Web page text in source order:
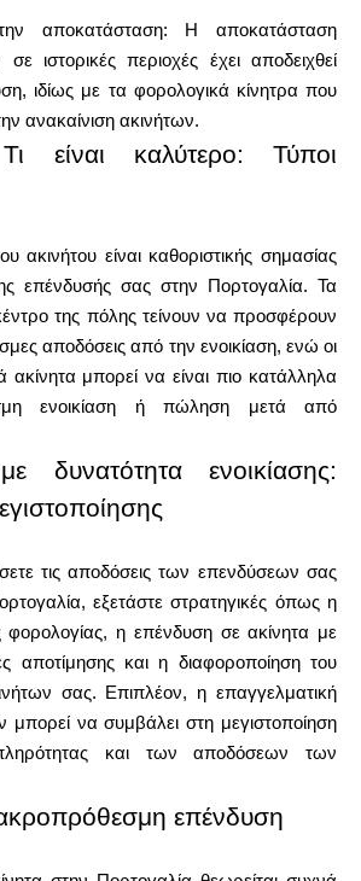
αποκατάσταση: Η αποκατάσταση
ιστορικές περιοχές έχει αποδειχθεί
ιδίως με τα φορολογικά κίνητρα που
ανακαίνιση ακινήτων.
είναι καλύτερο: Τύποι
ακινήτου είναι καθοριστικής σημασίας
επένδυσής σας στην Πορτογαλία. Τα
της πόλης τείνουν να προσφέρουν
αποδόσεις από την ενοικίαση, ενώ οι
ακίνητα μπορεί να είναι πιο κατάλληλα
ενοικίαση ή πώληση μετά από
δυνατότητα ενοικίασης:
τις αποδόσεις των επενδύσεων σας
εξετάστε στρατηγικές όπως η
φορολογίας, η επένδυση σε ακίνητα με
αποτίμησης και η διαφοροποίηση του
σας. Επιπλέον, η επαγγελματική
μπορεί να συμβάλει στη μεγιστοποίηση
και των αποδόσεων των
επένδυση